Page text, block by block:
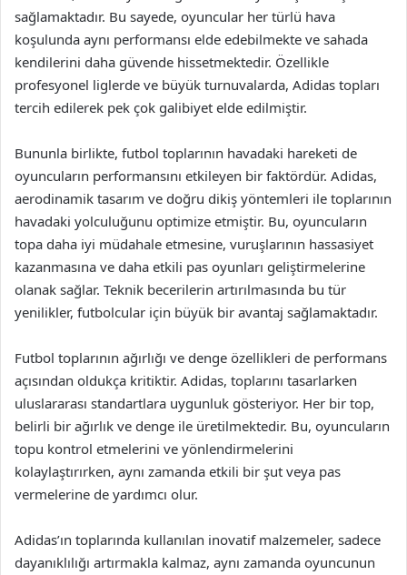
sağlamaktadır. Bu sayede, oyuncular her türlü hava
koşulunda aynı performansı elde edebilmekte ve sahada
kendilerini daha güvende hissetmektedir. Özellikle
profesyonel liglerde ve büyük turnuvalarda, Adidas topları
tercih edilerek pek çok galibiyet elde edilmiştir.
Bununla birlikte, futbol toplarının havadaki hareketi de
oyuncuların performansını etkileyen bir faktördür. Adidas,
aerodinamik tasarım ve doğru dikiş yöntemleri ile toplarının
havadaki yolculuğunu optimize etmiştir. Bu, oyuncuların
topa daha iyi müdahale etmesine, vuruşlarının hassasiyet
kazanmasına ve daha etkili pas oyunları geliştirmelerine
olanak sağlar. Teknik becerilerin artırılmasında bu tür
yenilikler, futbolcular için büyük bir avantaj sağlamaktadır.
Futbol toplarının ağırlığı ve denge özellikleri de performans
açısından oldukça kritiktir. Adidas, toplarını tasarlarken
uluslararası standartlara uygunluk gösteriyor. Her bir top,
belirli bir ağırlık ve denge ile üretilmektedir. Bu, oyuncuların
topu kontrol etmelerini ve yönlendirmelerini
kolaylaştırırken, aynı zamanda etkili bir şut veya pas
vermelerine de yardımcı olur.
Adidas’ın toplarında kullanılan inovatif malzemeler, sadece
dayanıklılığı artırmakla kalmaz, aynı zamanda oyuncunun